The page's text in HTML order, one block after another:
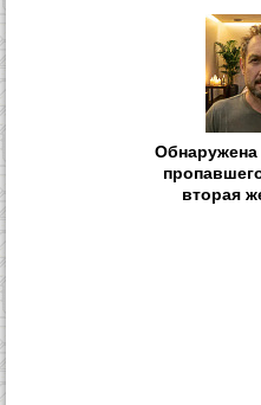
Обнаружена
вторая